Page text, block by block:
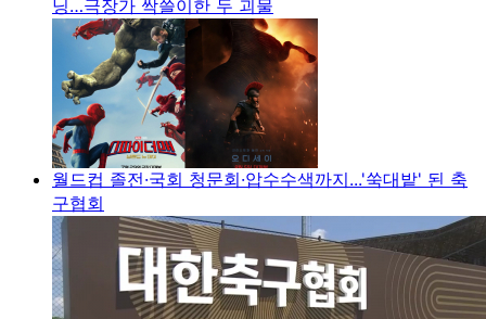
닝…극장가 싹쓸이한 두 괴물
월드컵 졸전·국회 청문회·압수수색까지...'쑥대밭' 된 축
구협회